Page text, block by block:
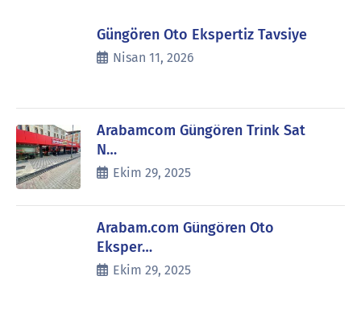
Güngören Oto Ekspertiz Tavsiye
Nisan 11, 2026
Arabamcom Güngören Trink Sat
N…
Ekim 29, 2025
Arabam.com Güngören Oto
Eksper…
Ekim 29, 2025